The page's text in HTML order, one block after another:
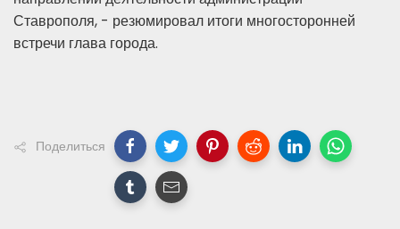
Ставрополя, - резюмировал итоги многосторонней
встречи глава города.
Поделиться